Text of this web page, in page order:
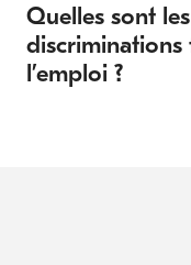
Quelles sont
discriminations
l’emploi ?